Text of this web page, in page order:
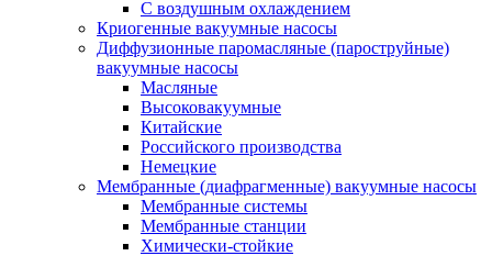
C воздушным охлаждением
Криогенные вакуумные насосы
Диффузионные паромасляные (пароструйные)
вакуумные насосы
Масляные
Высоковакуумные
Китайские
Российского производства
Немецкие
Мембранные (диафрагменные) вакуумные насосы
Мембранные системы
Мембранные станции
Химически-стойкие